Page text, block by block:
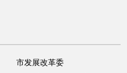
机构职能
市发展改革委